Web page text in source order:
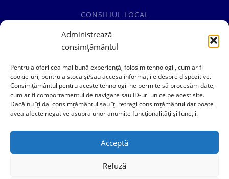
Administrează
consimțământul
Pentru a oferi cea mai bună experiență, folosim tehnologii, cum ar fi
cookie-uri, pentru a stoca și/sau accesa informațiile despre dispozitive.
Consimțământul pentru aceste tehnologii ne permite să procesăm date,
cum ar fi comportamentul de navigare sau ID-uri unice pe acest site.
Dacă nu îți dai consimțământul sau îți retragi consimțământul dat poate
avea afecte negative asupra unor anumite funcționalități și funcții.
Acceptă
Refuză
CONSILIUL LOCAL
COMISII SPECIALITATE
HOTĂRÂRI CONSILIUL LOCAL
0241769101